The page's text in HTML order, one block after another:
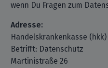
wenn Du Fragen zum
Adresse:
Handelskrankenkasse (hkk)
Betrifft: Datenschutz
Martinistraße 26